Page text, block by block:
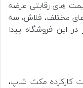
های رقابتی عرضه
مختلف، فلاش، سه
در این فروشگاه پیدا
کارکرده مکث شاپ،